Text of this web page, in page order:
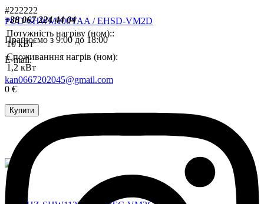
#222222
PUD-SHWM100YAA / EHSD-VM2D
Потужність нагріву (ном)::
10 кВт
Споживанння нагрів (ном):
1,2 кВт
0 €
Купити
+38 067 224 44 04
Працюємо з 9:00 до 18:00
E-mail:
kan0667202045@gmail.com